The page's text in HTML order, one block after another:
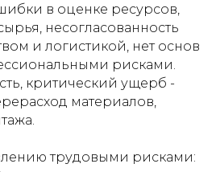
в оценке ресурсов,
несогласованность
и логистикой, нет основ
рисками.
критический ущерб -
материалов,
трудовыми рисками: